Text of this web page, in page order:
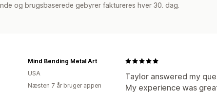
og brugsbaserede gebyrer faktureres hver 30. dag.
Taylor answered my
My experience was
Mind Bending Metal Art
USA
Næsten 7 år bruger appen